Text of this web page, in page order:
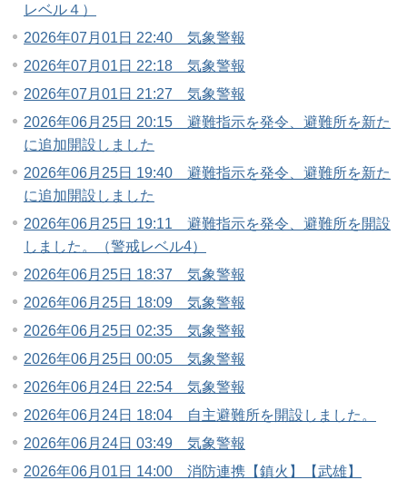
レベル４）
2026年07月01日 22:40 気象警報
2026年07月01日 22:18 気象警報
2026年07月01日 21:27 気象警報
2026年06月25日 20:15 避難指示を発令、避難所を新た
に追加開設しました
2026年06月25日 19:40 避難指示を発令、避難所を新た
に追加開設しました
2026年06月25日 19:11 避難指示を発令、避難所を開設
しました。（警戒レベル4）
2026年06月25日 18:37 気象警報
2026年06月25日 18:09 気象警報
2026年06月25日 02:35 気象警報
2026年06月25日 00:05 気象警報
2026年06月24日 22:54 気象警報
2026年06月24日 18:04 自主避難所を開設しました。
2026年06月24日 03:49 気象警報
2026年06月01日 14:00 消防連携【鎮火】【武雄】